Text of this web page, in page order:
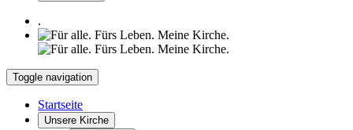
.
Toggle navigation
Startseite
Unsere Kirche